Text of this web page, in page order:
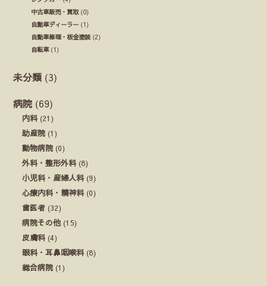
中古車販売・買取 (0)
自動車ディーラー (1)
自動車修理・板金塗装 (2)
自転車(1)
未分類 (3)
病院 (69)
内科 (21)
助産院 (1)
動物病院 (0)
外科・整形外科 (8)
小児科・産婦人科 (9)
心療内科・精神科 (0)
歯医者 (32)
病院その他 (15)
皮膚科 (4)
眼科・耳鼻咽喉科 (8)
総合病院 (1)